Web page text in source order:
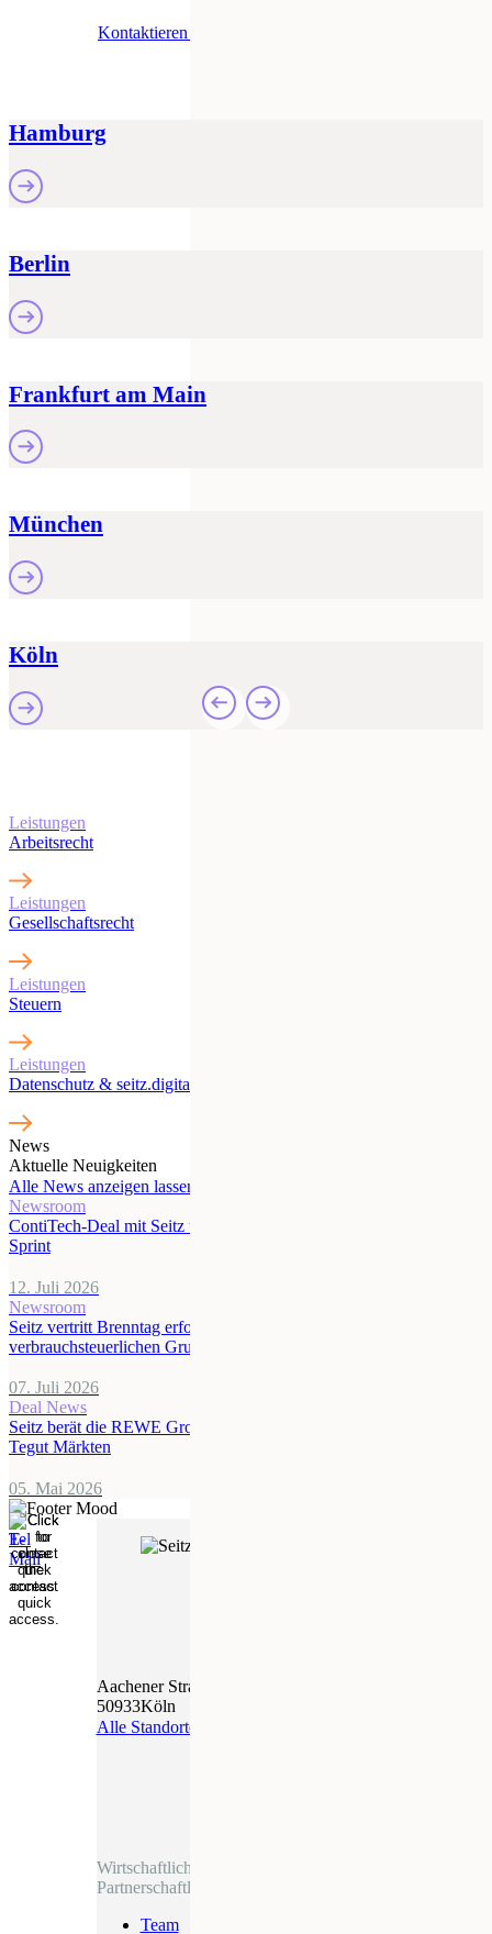
Kontaktieren Sie uns
Hamburg
Berlin
Frankfurt am Main
München
Köln
Leistungen
Arbeitsrecht
Leistungen
Gesellschaftsrecht
Leistungen
Steuern
Leistungen
Datenschutz & seitz.digital
News
Aktuelle Neuigkeiten
Alle News anzeigen lassen
Newsroom
ContiTech-Deal mit Seitz über 4 Milliarden – ein Mega-Deal im
Sprint
12. Juli 2026
Newsroom
Seitz vertritt Brenntag erfolgreich vor dem EuG zu
verbrauchsteuerlichen Grundsatzfragen
07. Juli 2026
Deal News
Seitz berät die REWE Group bei der Übernahme von bis zu 40
Tegut Märkten
05. Mai 2026
Aachener Straße 621
50933Köln
Alle Standorte
Wirtschaftlich Denken.
Partnerschaftlich Handeln.
Team